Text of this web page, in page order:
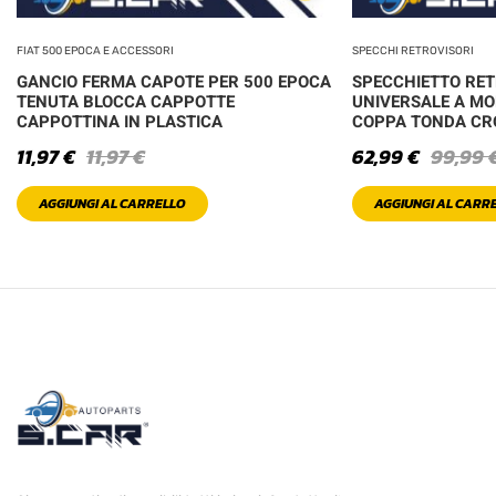
FIAT 500 EPOCA E ACCESSORI
GANCIO FERMA CAPOTE PER 500 EPOCA
TENUTA BLOCCA CAPPOTTE
CAPPOTTINA IN PLASTICA
11,97€
11,97€
AGGIUNGI AL CARRELLO
SPECCHI RETROVISORI
SPECCHIETTO
UNIVERSALE A
COPPA TONDA
99,99
62,99€
AGGIUNGI AL